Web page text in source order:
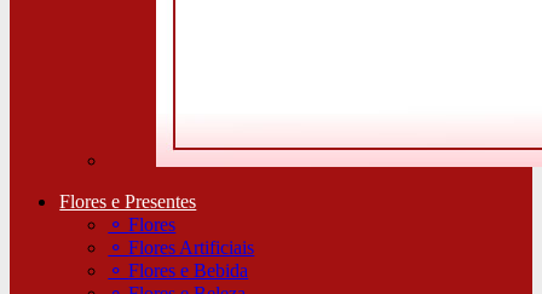
Flores e Presentes
⚬Flores
⚬Flores Artificiais
⚬Flores e Bebida